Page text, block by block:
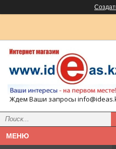
Ждем Ваши запросы